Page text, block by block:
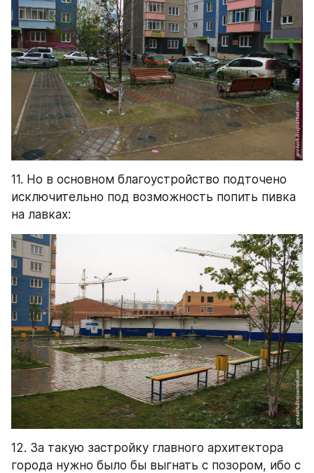
11. Но в основном благоустройство подточено
исключительно под возможность попить пивка
на лавках:
12. За такую застройку главного архитектора
города нужно было бы выгнать с позором, ибо с